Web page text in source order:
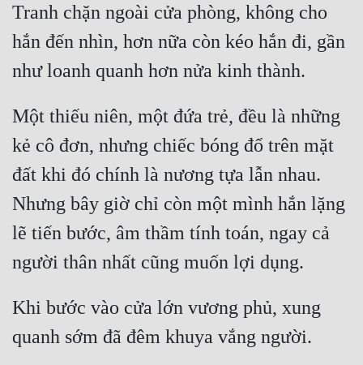
Tranh chặn ngoài cửa phòng, không cho
hắn đến nhìn, hơn nữa còn kéo hắn đi, gần
Một thiếu niên, một đứa trẻ, đều là những
kẻ cô đơn, nhưng chiếc bóng đổ trên mặt
đất khi đó chính là nương tựa lẫn nhau.
Nhưng bây giờ chỉ còn một mình hắn lặng
lẽ tiến bước, âm thầm tính toán, ngay cả
Khi bước vào cửa lớn vương phủ, xung